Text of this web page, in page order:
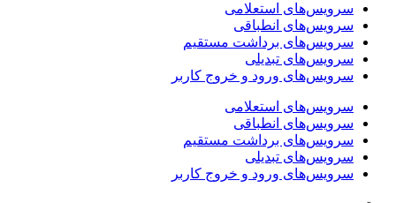
سرویس‌های استعلامی
سرویس‌های انطباقی
سرویس‌های برداشت مستقیم
سرویس‌های تبدیلی
سرویس‌های ورود و خروج کاربر
سرویس‌های استعلامی
سرویس‌های انطباقی
سرویس‌های برداشت مستقیم
سرویس‌های تبدیلی
سرویس‌های ورود و خروج کاربر